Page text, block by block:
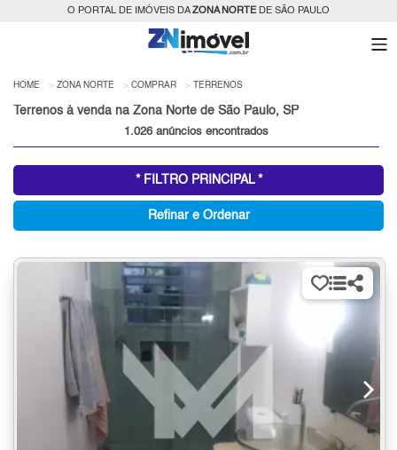
O PORTAL DE IMÓVEIS DAZONA NORTEDE SÃO PAULO
HOME ZONA NORTE COMPRAR TERRENOS
Terrenos à venda na Zona Norte de São Paulo, SP
1.026 anúncios encontrados
* FILTRO PRINCIPAL *
Refinar e Ordenar